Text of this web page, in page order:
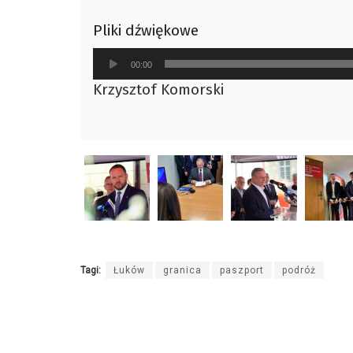
Pliki dźwiękowe
Odtwarzacz
plików
dźwiękowych
00:00
Krzysztof Komorski
Tagi: Łuków granica paszport podróż